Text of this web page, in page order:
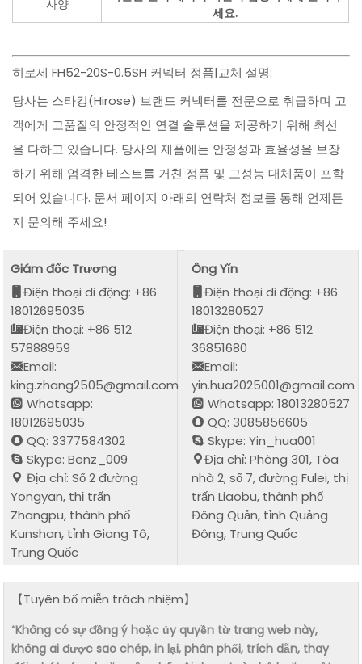
사양
세요.
히로세 FH52-20S-0.5SH 커넥터 정품|교체 설명:
당사는 스타킹(Hirose) 브랜드 커넥터를 전문으로 취급하며 고
객에게 고품질의 안정적인 연결 솔루션을 제공하기 위해 최선
을 다하고 있습니다. 당사의 제품에는 안정성과 효율성을 보장
하기 위해 엄격한 테스트를 거친 정품 및 고성능 대체품이 포함
되어 있습니다. 문서 페이지 아래의 연락처 정보를 통해 언제든
지 문의해 주세요!
Giám đốc Trương
Điện thoại di động: +86
18012695035
Điện thoại: +86 512
57888959
Email:
king.zhang2505@gmail.com
Whatsapp:
18012695035
QQ: 3377584302
Skype: Benz_009
Địa chỉ: Số 2 đường
Yongyan, thị trấn
Zhangpu, thành phố
Kunshan, tỉnh Giang Tô,
Trung Quốc
Ông Yǐn
Điện thoại di động: +86
18013280527
Điện thoại: +86 512
36851680
Email:
yin.hua2025001@gmail.com
Whatsapp: 18013280527
QQ: 3085856605
Skype: Yin_hua001
Địa chỉ: Phòng 301, Tòa
nhà 2, số 7, đường Fulei, thị
trấn Liaobu, thành phố
Đông Quản, tỉnh Quảng
Đông, Trung Quốc
【Tuyên bố miễn trách nhiệm】
“Không có sự đồng ý hoặc ủy quyền từ trang web này,
không ai được sao chép, in lại, phân phối, trích dẫn, thay